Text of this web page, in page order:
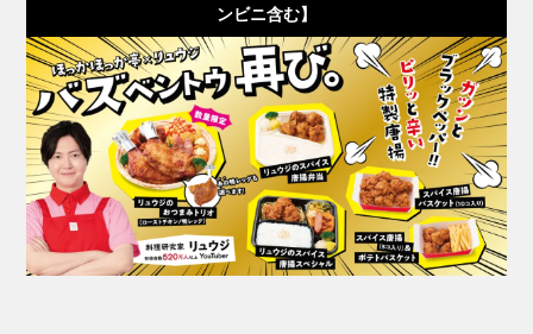
ンビニ含む】